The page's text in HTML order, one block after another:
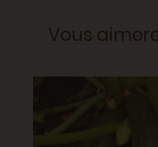
Vous